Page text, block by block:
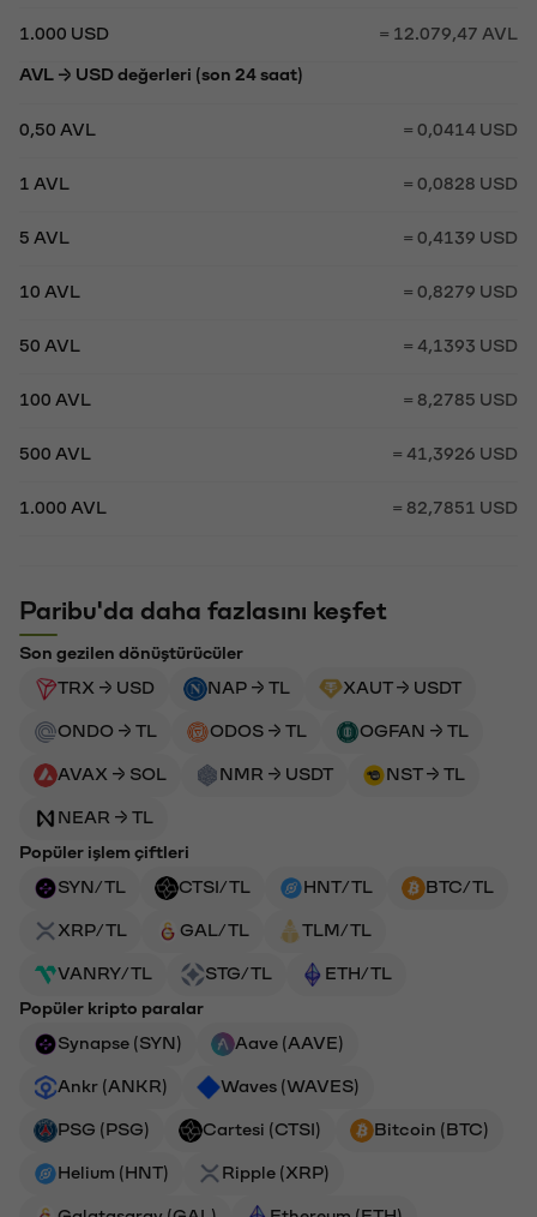
1.000 USD = 12.079,47 AVL
AVL → USD değerleri (son 24 saat)
0,50 AVL = 0,0414 USD
1 AVL = 0,0828 USD
5 AVL = 0,4139 USD
10 AVL = 0,8279 USD
50 AVL = 4,1393 USD
100 AVL = 8,2785 USD
500 AVL = 41,3926 USD
1.000 AVL = 82,7851 USD
Paribu'da daha fazlasını keşfet
Son gezilen dönüştürücüler
TRX → USD
NAP → TL XAUT → USDT
ONDO → TL ODOS → TL OGFAN → TL
AVAX → SOL NMR → USDT NST → TL
NEAR → TL
Popüler işlem çiftleri
SYN/TL
CTSI/TL HNT/TL BTC/TL
XRP/TL GAL/TL TLM/TL
VANRY/TL STG/TL
ETH/TL
Popüler kripto paralar
Synapse (SYN)
Aave (AAVE)
Ankr (ANKR) Waves (WAVES)
PSG (PSG) Cartesi (CTSI) Bitcoin (BTC)
Helium (HNT) Ripple (XRP)